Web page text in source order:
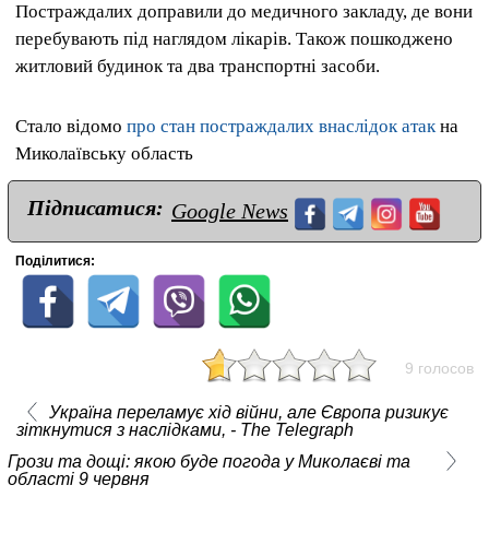
Постраждалих доправили до медичного закладу, де вони
перебувають під наглядом лікарів. Також пошкоджено
житловий будинок та два транспортні засоби.
Стало відомо про стан постраждалих внаслідок атакна
Миколаївську область
Підписатися: Google News
Поділитися:
9 голосов
Україна переламує хід війни, але Європа ризикує
зіткнутися з наслідками, - The Telegraph
Грози та дощі: якою буде погода у Миколаєві та
області 9 червня